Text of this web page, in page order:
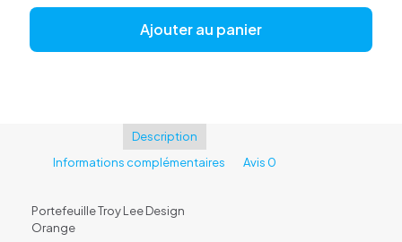
Ajouter au panier
Description
Informations complémentaires
Avis 0
Portefeuille Troy Lee Design
Orange